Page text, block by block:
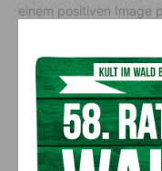
einem positiven Image
einem gemeinsamen
mehreren Stunden der
Wortmeldungen
ausgeklungen.
Vorheriger Artikel